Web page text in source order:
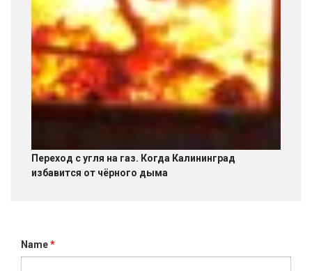
Переход с угля на газ. Когда Калининград
избавится от чёрного дыма
Name*